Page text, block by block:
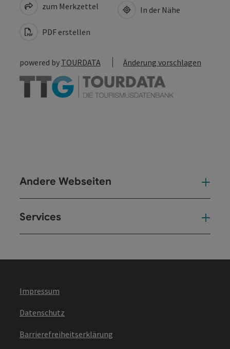
zum Merkzettel
PDF erstellen
In der Nähe
powered by TOURDATA Änderung vorschlagen
Andere Webseiten
Services
Impressum
Datenschutz
Barrierefreiheitserklärung